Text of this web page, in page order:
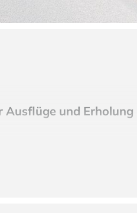
Ausflüge und Erholung
der Cevennen, die sich
Straßen, ideal für
Gegenden Frankreichs